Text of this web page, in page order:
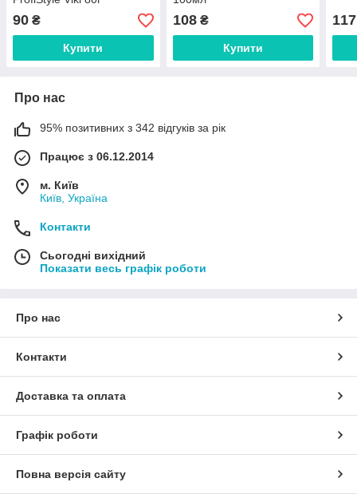
90 ₴
Купити
108₴
Купити
117
Про нас
95% позитивних з 342 відгуків за рік
Працює з 06.12.2014
м. Київ
Київ, Україна
Контакти
Сьогодні вихідний
Показати весь графік роботи
Про нас
Контакти
Доставка та оплата
Графік роботи
Повна версія сайту